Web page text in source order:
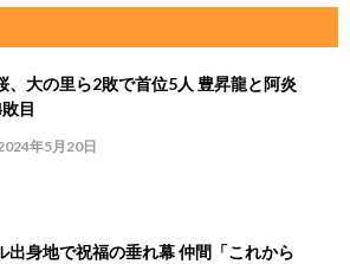
、大の里ら2敗で首位5人 豊昇龍と阿炎
目
年5月20日
出身地で祝福の垂れ幕 仲間「これから